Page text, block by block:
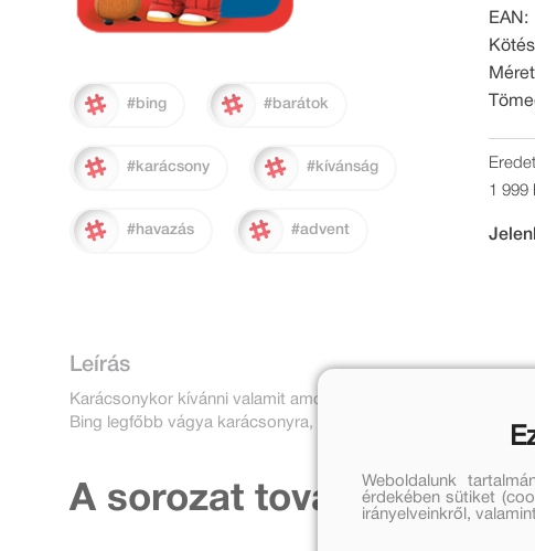
#bing #barátok
#karácsony #kívánság
#havazás #advent
EAN:
1 999
Leírás
Karácsonykor kívánni valamit amolyan Bing - szokás!
Bing legfőbb vágya karácsonyra, hogy essen... a HÓ! Vajon
A sorozat további részei
Weboldalunk
érdekében sütiket
irányelveinkről,